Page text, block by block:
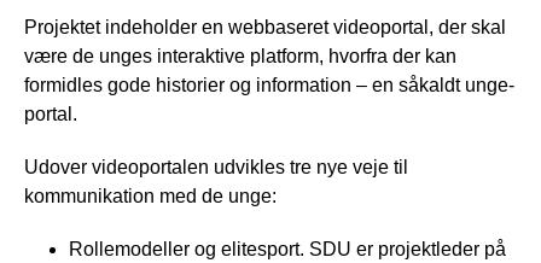
Projektet indeholder en webbaseret videoportal, der skal
være de unges interaktive platform, hvorfra der kan
formidles gode historier og information – en såkaldt unge-
portal.
Udover videoportalen udvikles tre nye veje til
kommunikation med de unge:
Rollemodeller og elitesport. SDU er projektleder på